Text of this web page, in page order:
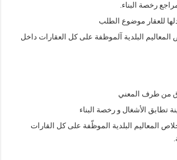
رخصة البناء.
للعقار موضوع الطلب
البلدية آلموظفة على كل العقارات داخل
من طرف المعني
تطابق الأشغال و رخصة البناء
المعاليم البلدية الموظّفة على كل القارات